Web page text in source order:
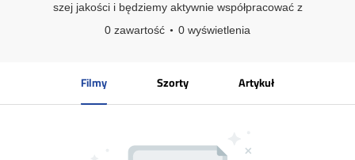
szej jakości i będziemy aktywnie współpracować z
0 zawartość
0 wyświetlenia
Filmy Szorty Artykuł